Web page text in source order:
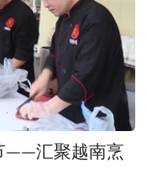
——汇聚越南烹